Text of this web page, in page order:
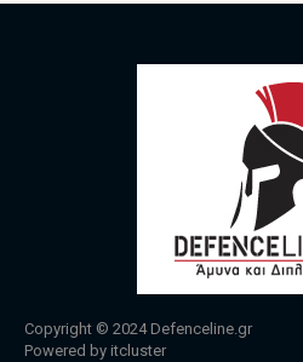
Copyright © 2024 Defenceline.gr All
Powered by itcluster